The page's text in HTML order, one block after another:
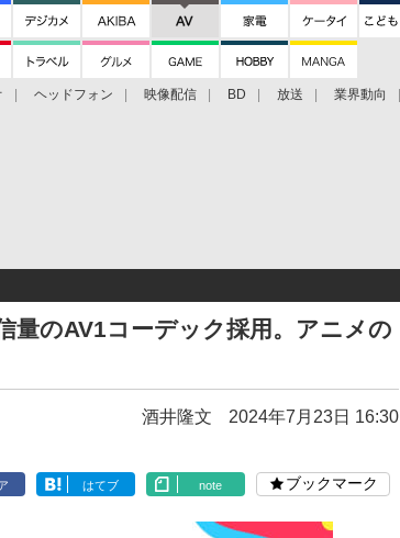
ヘッドフォン 映像配信 BD 放送 業界動向
量のAV1コーデック採用。アニメの
酒井隆文 2024年7月23日 16:30
はてブ note ブックマーク